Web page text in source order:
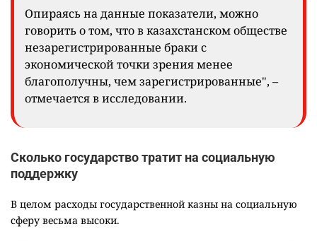
Опираясь на данные показатели, можно
говорить о том, что в казахстанском обществе
незарегистрированные браки с
экономической точки зрения менее
благополучны, чем зарегистрированные", –
отмечается в исследовании.
Сколько государство тратит на социальную
поддержку
В целом расходы государственной казны на социальную
сферу весьма высоки.